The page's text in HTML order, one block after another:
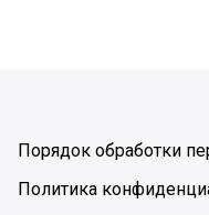
Порядок обработки
Политика